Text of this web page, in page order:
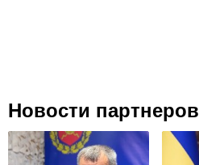
Новости партнеров